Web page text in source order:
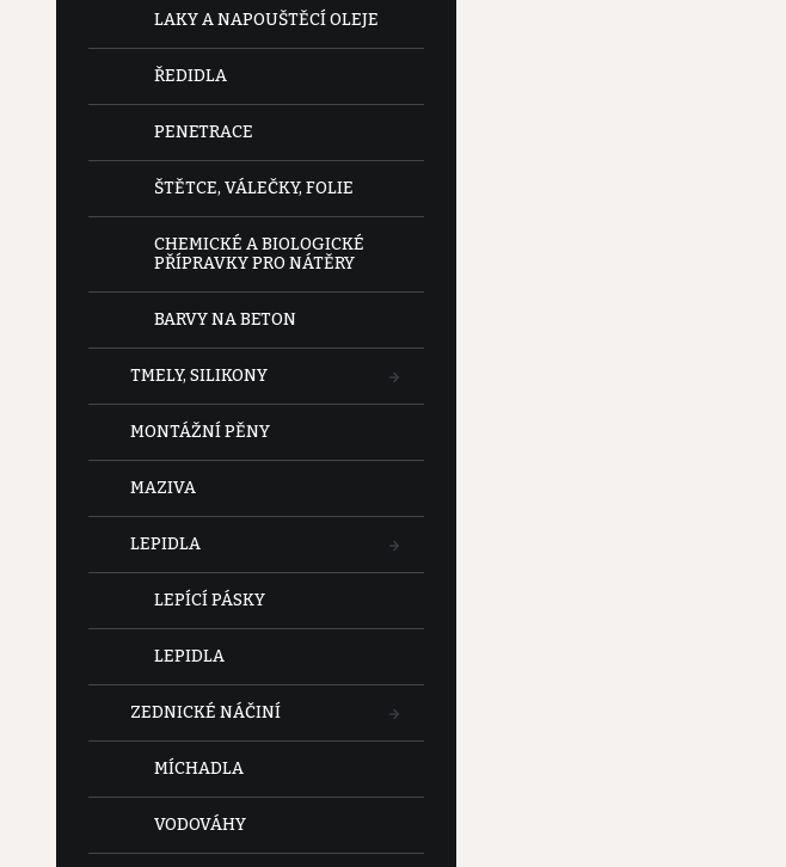
LAKY A NAPOUŠTĚCÍ OLEJE
ŘEDIDLA
PENETRACE
ŠTĚTCE, VÁLEČKY, FOLIE
CHEMICKÉ A BIOLOGICKÉ
PŘÍPRAVKY PRO NÁTĚRY
BARVY NA BETON
TMELY, SILIKONY
MONTÁŽNÍ PĚNY
MAZIVA
LEPIDLA
LEPÍCÍ PÁSKY
LEPIDLA
ZEDNICKÉ NÁČINÍ
MÍCHADLA
VODOVÁHY